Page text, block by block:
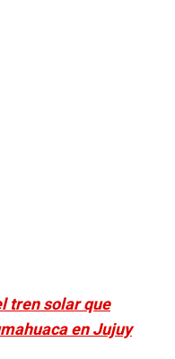
tren solar que
en Jujuy